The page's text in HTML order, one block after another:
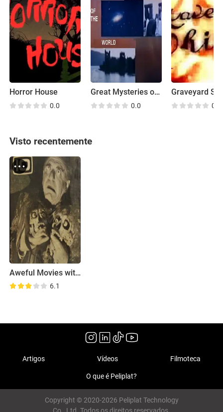
Horror House
0.0
Great Mysteries of the World
0.0
Graveyard
0.0
Visto recentemente
Aweful Movies with Deadly Earnest
6.1
Artigos Vídeos Filmoteca
O que é Peliplat?
Copyright © 2020-2026 Peliplat Technology
Co., Ltd. Todos os direitos reservados.